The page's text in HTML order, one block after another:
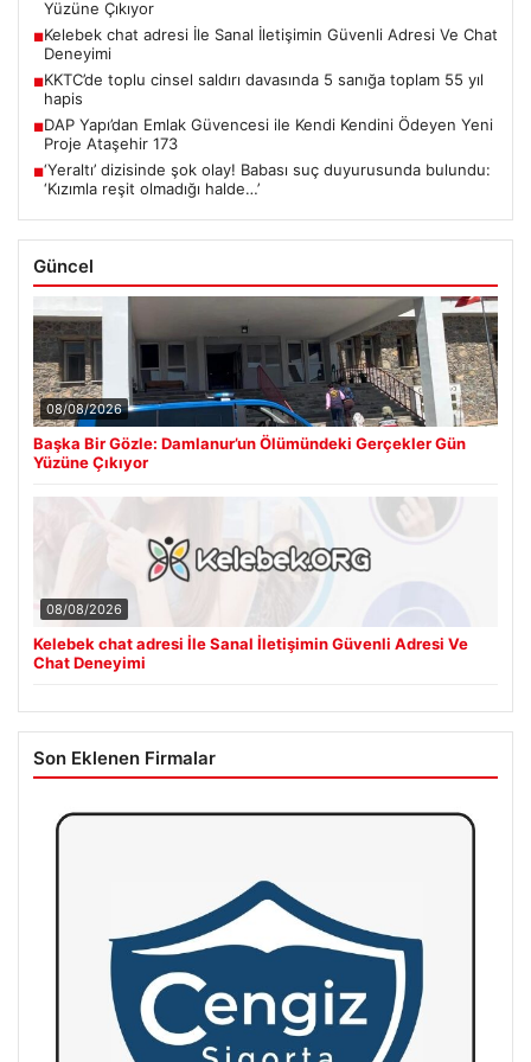
Yüzüne Çıkıyor
■Kelebek chat adresi İle Sanal İletişimin Güvenli Adresi Ve Chat
Deneyimi
■KKTC’de toplu cinsel saldırı davasında 5 sanığa toplam 55 yıl
hapis
■DAP Yapı’dan Emlak Güvencesi ile Kendi Kendini Ödeyen Yeni
Proje Ataşehir 173
■‘Yeraltı’ dizisinde şok olay! Babası suç duyurusunda bulundu:
‘Kızımla reşit olmadığı halde…’
Güncel
08/08/2026
Başka Bir Gözle: Damlanur’un Ölümündeki Gerçekler Gün
Yüzüne Çıkıyor
08/08/2026
Kelebek chat adresi İle Sanal İletişimin Güvenli Adresi Ve
Chat Deneyimi
Son Eklenen Firmalar